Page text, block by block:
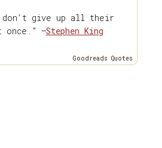
don't give up all their
once.” —Stephen King
Goodreads Quotes